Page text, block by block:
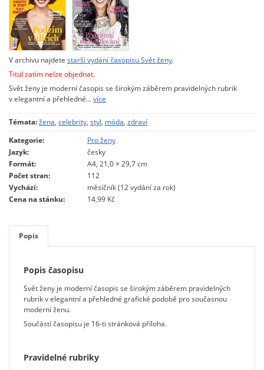
V archivu najdete starší vydání časopisu Svět ženy.
Titul zatím nelze objednat.
Svět ženy je moderní časopis se širokým záběrem pravidelných rubrik
v elegantní a přehledné…více
Témata:žena, celebrity, styl, móda, zdraví
Kategorie:
Pro ženy
Jazyk:
česky
Formát:
A4, 21,0 × 29,7 cm
Počet stran:
112
Vychází:
měsíčník (12 vydání za rok)
Cena na stánku:
14,99 Kč
Popis
Popis časopisu
Svět ženy je moderní časopis se širokým záběrem pravidelných
rubrik v elegantní a přehledné grafické podobě pro současnou
moderní ženu.
Součástí časopisu je 16-ti stránková příloha.
Pravidelné rubriky